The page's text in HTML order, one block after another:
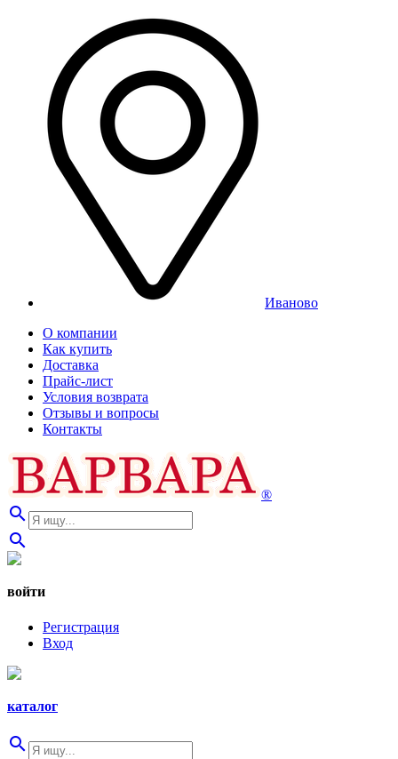
Иваново
О компании
Как купить
Доставка
Прайс-лист
Условия возврата
Отзывы и вопросы
Контакты
®
search
search
войти
Регистрация
Вход
каталог
search